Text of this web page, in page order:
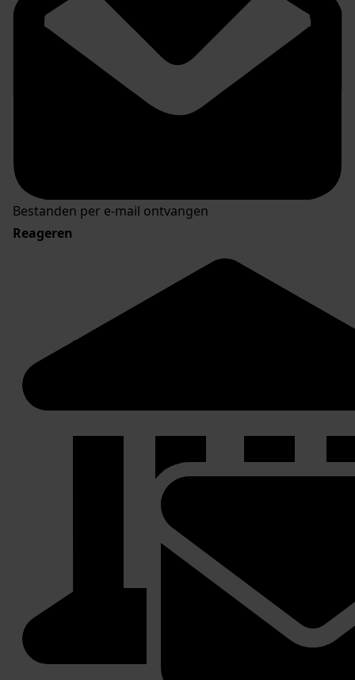
Bestanden per e-mail ontvangen
Reageren